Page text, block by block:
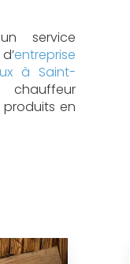
service
entreprise
à Saint-
en